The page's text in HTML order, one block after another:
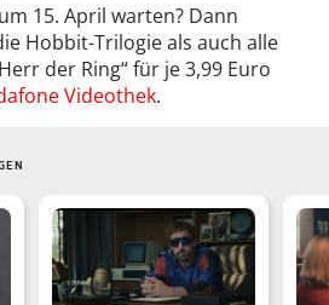
15. April warten? Dann
Hobbit-Trilogie als auch alle
der Ring“ für je 3,99 Euro
Videothek.